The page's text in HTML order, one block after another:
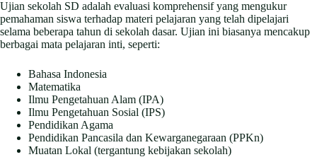
Ujian sekolah SD adalah evaluasi komprehensif yang mengukur
pemahaman siswa terhadap materi pelajaran yang telah dipelajari
selama beberapa tahun di sekolah dasar. Ujian ini biasanya mencakup
berbagai mata pelajaran inti, seperti:
Bahasa Indonesia
Matematika
Ilmu Pengetahuan Alam (IPA)
Ilmu Pengetahuan Sosial (IPS)
Pendidikan Agama
Pendidikan Pancasila dan Kewarganegaraan (PPKn)
Muatan Lokal (tergantung kebijakan sekolah)